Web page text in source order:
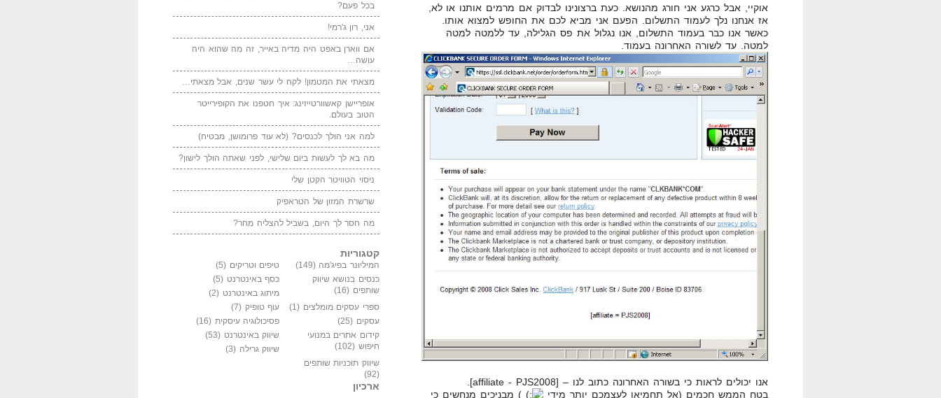
אוקיי, אבל כרגע אני חורג מהנושא. כעת ברצונינו לבדוק אם מרמים אותנו או לא,
אז אנחנו נלך לעמוד התשלום. הפעם אני מביא לכם את החופש למצוא אותו.
כאשר אנו כבר בעמוד התשלום, אנו נגלול את פס הגלילה, עד ללמטה למטה
למטה. עד לשורה האחרונה בעמוד.
אנו יכולים לראות כי בשורה האחרונה כתוב לנו – [affiliate - PJS2008].
בטח הממש חכמים (אל תחמיאו לעצמכם יותר מידי
) מבניכים מנחשים כי
בכל פעם?
אני, רון ג'רמי!
אם ווארן באפט היה מדיה באייר, זה מה שהוא היה
עושה…
מצאתי את המטמון! לקח לי עשר שנים, אבל מצאתי…
אופריישן קאשוורטייזינג: איך חטפנו את הקופירייטר
הטוב בעולם.
למה אני הולך לכנסים? (לא עוד פרומושן, מבטיח)
מה בא לך לעשות ביום שלישי, לפני שאתה הולך לישון?
ניסוי הטוויטר הקטן שלי
שרשרת המזון של הטראפיק
מה חסר לך היום, בשביל להצליח מחר?
קטגוריות
המיליונר בפיג'מה (149) טיפים וטריקים (5)
כנסים בנושא שיווק
שותפים (16)
כסף באינטרנט (5)
מיתוג באינטרנט (2)
ספרי עסקים מומלצים (1) עוף טופיק (7)
עסקים (25) פסיכולוגיה עיסקית (16)
קידום אתרים במנועי
חיפוש (102)
שיווק באינטרנט (53)
שיווק גרילה (3)
שיווק תוכניות שותפים
(92)
ארכיון